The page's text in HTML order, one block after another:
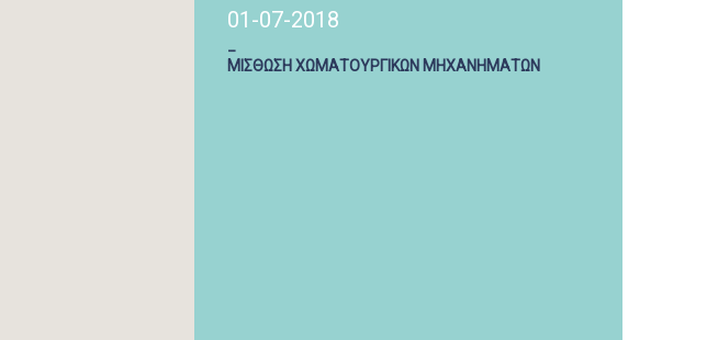
01-07-2018
ΜΙΣΘΩΣΗ ΧΩΜΑΤΟΥΡΓΙΚΩΝ ΜΗΧΑΝΗΜΑΤΩΝ